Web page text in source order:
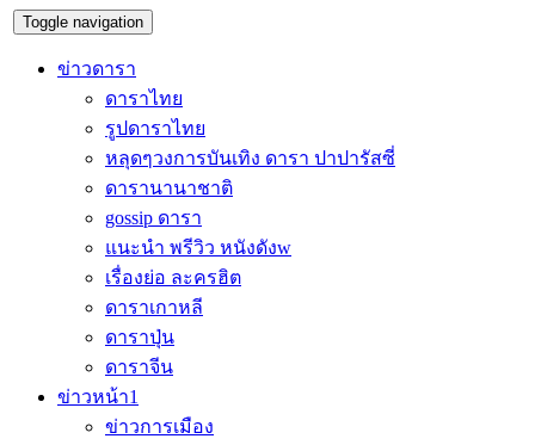
Toggle navigation
ข่าวดารา
ดาราไทย
รูปดาราไทย
หลุดๆวงการบันเทิง ดารา ปาปารัสซี่
ดารานานาชาติ
gossip ดารา
แนะนำ พรีวิว หนังดังw
เรื่องย่อ ละครฮิต
ดาราเกาหลี
ดาราปุ่น
ดาราจีน
ข่าวหน้า1
ข่าวการเมือง